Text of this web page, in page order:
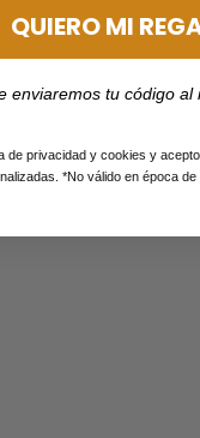
azul
Trenchs
QUIERO MI
enviaremos tu código al
de privacidad y cookies y
*No válido en época de